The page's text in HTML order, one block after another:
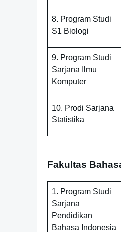
8. Program Studi
S1 Biologi
9. Program Studi
Sarjana Ilmu
Komputer
10. Prodi Sarjana
Statistika
Fakultas
1. Program Studi
Sarjana
Pendidikan
Bahasa Indonesia